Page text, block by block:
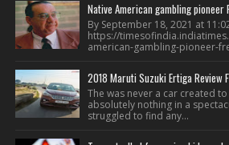
Native American gambling
By September 18, 2021 at
https://
american-gambling-pioneer-
2018 Maruti Suzuki Ertiga Review
The was never a car created
absolutely nothing in a
struggled to find any...